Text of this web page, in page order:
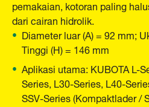
pemakaian, kotoran paling
dari cairan hidrolik.
Diameter luar (A) = 92 mm;
Tinggi (H) = 146 mm
Aplikasi utama: KUBOTA L-
Series, L30-Series, L40-
SSV-Series (Kompaktlader /